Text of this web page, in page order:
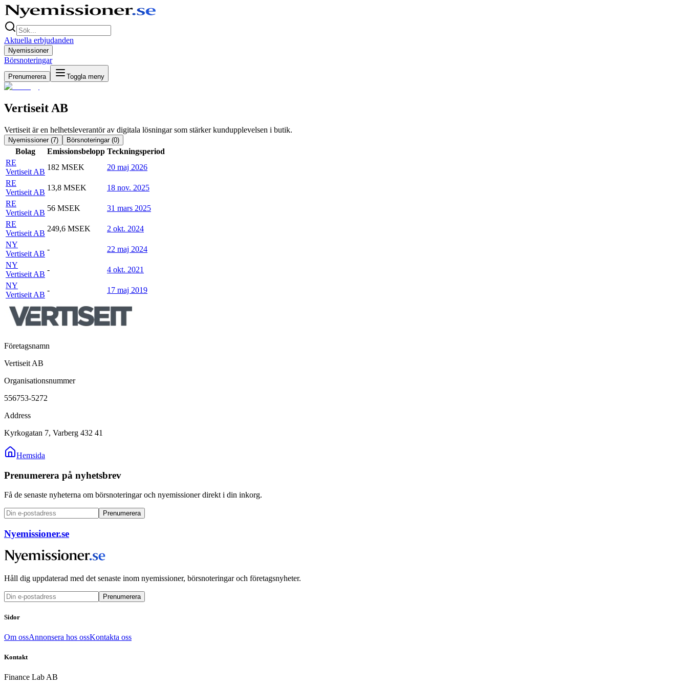
Aktuella erbjudanden
Nyemissioner
Börsnoteringar
Prenumerera Toggla meny
Vertiseit AB
Vertiseit är en helhetsleverantör av digitala lösningar som stärker kundupplevelsen i butik.
Nyemissioner (7) Börsnoteringar (0)
Bolag Emissionsbelopp Teckningsperiod
RE
Vertiseit AB
182 MSEK
20 maj 2026
RE
Vertiseit AB
13,8 MSEK
18 nov. 2025
RE
Vertiseit AB
56 MSEK
31 mars 2025
RE
Vertiseit AB
249,6 MSEK
2 okt. 2024
NY
Vertiseit AB
-
22 maj 2024
NY
Vertiseit AB
-
4 okt. 2021
NY
Vertiseit AB
- 17 maj 2019
Företagsnamn
Vertiseit AB
Organisationsnummer
556753-5272
Address
Kyrkogatan 7, Varberg 432 41
Hemsida
Prenumerera på nyhetsbrev
Få de senaste nyheterna om börsnoteringar och nyemissioner direkt i din inkorg.
Prenumerera
Nyemissioner.se
Håll dig uppdaterad med det senaste inom nyemissioner, börsnoteringar och företagsnyheter.
Prenumerera
Sidor
Om ossAnnonsera hos ossKontakta oss
Kontakt
Finance Lab AB